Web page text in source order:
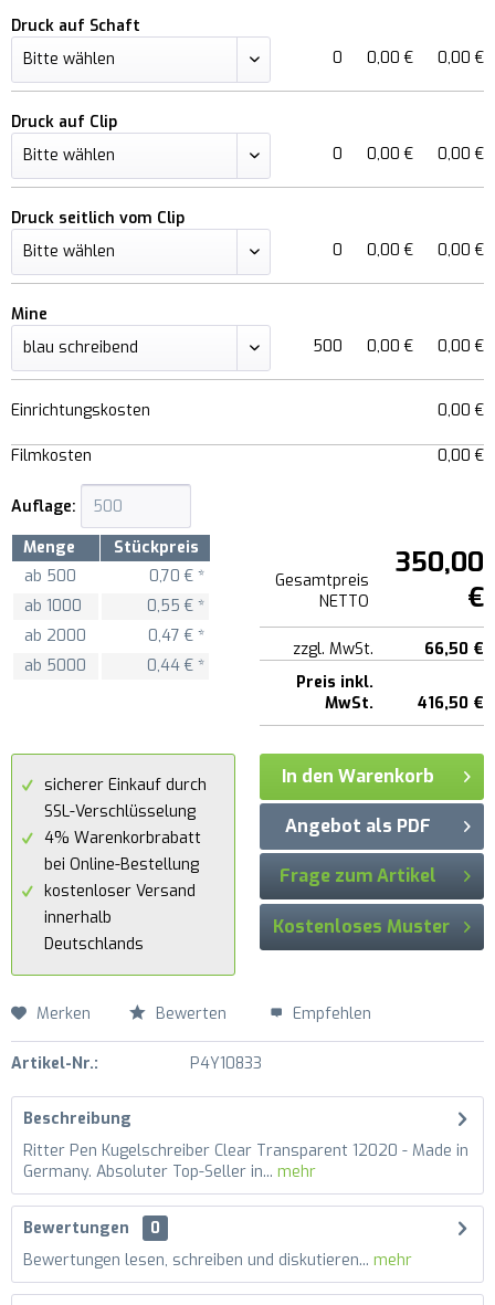
Druck auf Schaft
0
0,00 € 0,00 €
Druck auf Clip
0
0,00 € 0,00 €
Druck seitlich vom Clip
0
0,00 € 0,00 €
Mine
500
0,00 € 0,00 €
Einrichtungskosten 0,00 €
Filmkosten 0,00 €
Auflage:
Menge
Stückpreis
ab 500
0,70 € *
ab 1000
0,55 € *
ab 2000
0,47 € *
ab 5000 0,44 € *
Gesamtpreis
NETTO
350,00
€
zzgl. MwSt.
66,50 €
Preis inkl.
MwSt.
416,50 €
sicherer Einkauf durch
SSL-Verschlüsselung
4% Warenkorbrabatt
bei Online-Bestellung
kostenloser Versand
innerhalb
Deutschlands
In den Warenkorb
Angebot als PDF
Frage zum Artikel
Kostenloses Muster
Merken Bewerten Empfehlen
Artikel-Nr.: P4Y10833
Beschreibung
Ritter Pen Kugelschreiber Clear Transparent 12020 - Made in
Germany. Absoluter Top-Seller in... mehr
Bewertungen
0
Bewertungen lesen, schreiben und diskutieren... mehr